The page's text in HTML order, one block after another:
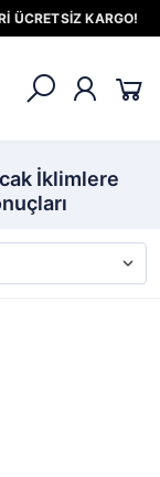
ÜCRETSİZ KARGO!
İklimlere